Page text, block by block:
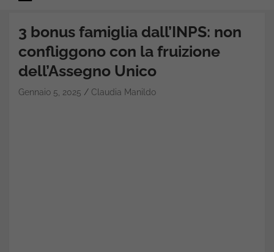
3 bonus famiglia dall’INPS: non
confliggono con la fruizione
dell’Assegno Unico
Gennaio 5, 2025 Claudia Manildo